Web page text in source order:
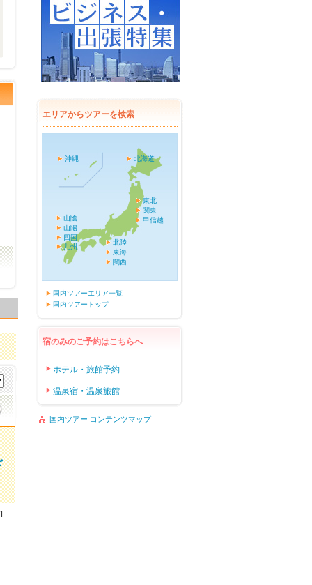
エリアからツアーを検索
北海道
東北
関東
甲信越
北陸
東海
関西
山陰
山陽
四国
九州
沖縄
国内ツアーエリア一覧
国内ツアートップ
宿のみのご予約はこちらへ
ホテル・旅館予約
温泉宿・温泉旅館
国内ツアー コンテンツマップ